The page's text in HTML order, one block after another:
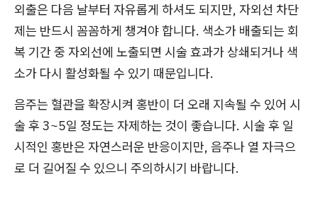
외출은 다음 날부터 자유롭게 하셔도 되지만, 자외선 차단
제는 반드시 꼼꼼하게 챙겨야 합니다. 색소가 배출되는 회
복 기간 중 자외선에 노출되면 시술 효과가 상쇄되거나 색
소가 다시 활성화될 수 있기 때문입니다.
음주는 혈관을 확장시켜 홍반이 더 오래 지속될 수 있어 시
술 후 3~5일 정도는 자제하는 것이 좋습니다. 시술 후 일
시적인 홍반은 자연스러운 반응이지만, 음주나 열 자극으
로 더 길어질 수 있으니 주의하시기 바랍니다.